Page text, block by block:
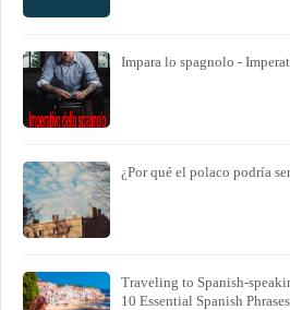
Impara lo spagnolo -
¿Por qué el polaco podría
Traveling to Spanish-
10 Essential Spanish Phrases